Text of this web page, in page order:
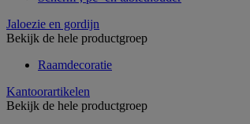
Jaloezie en gordijn
Bekijk de hele productgroep
Raamdecoratie
Kantoorartikelen
Bekijk de hele productgroep